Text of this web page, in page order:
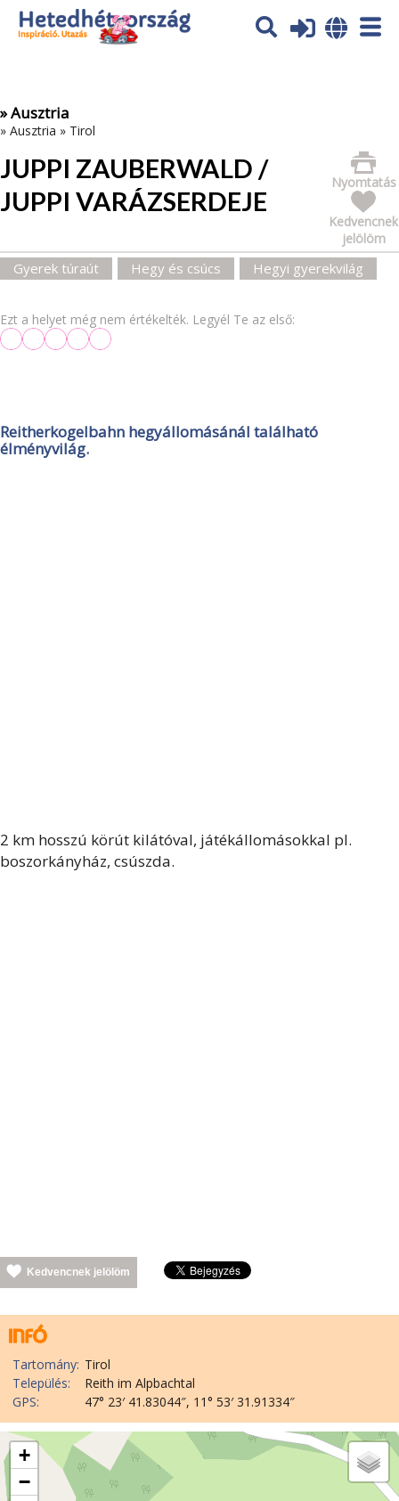
Az oldal sütiket (cookies) használ. További tájékoztatás itt:
Adatvédelmi tájékoztató
» Ausztria
» Ausztria » Tirol
JUPPI ZAUBERWALD /
JUPPI VARÁZSERDEJE
Nyomtatás
Kedvencnek
jelölöm
Gyerek túraút Hegy és csúcs Hegyi gyerekvilág
Ezt a helyet még nem értékelték. Legyél Te az első:
Reitherkogelbahn hegyállomásánál található
élményvilág.
2 km hosszú körút kilátóval, játékállomásokkal pl.
boszorkányház, csúszda.
Kedvencnek jelölöm
Tartomány: Tirol
Település:
Reith im Alpbachtal
GPS:
47° 23′ 41.83044″, 11° 53′ 31.91334″
+
−